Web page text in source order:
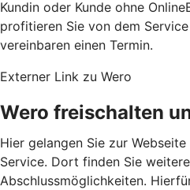
Kundin oder Kunde ohne
profitieren Sie von dem
vereinbaren einen Termin.
Externer Link zu Wero
Wero freischalten
Hier gelangen Sie zur
Service. Dort finden Sie
Abschlussmöglichkeiten.